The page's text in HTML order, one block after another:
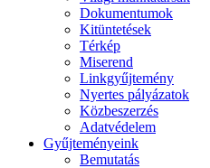
Dokumentumok
Kitüntetések
Térkép
Miserend
Linkgyűjtemény
Nyertes pályázatok
Közbeszerzés
Adatvédelem
Gyűjteményeink
Bemutatás